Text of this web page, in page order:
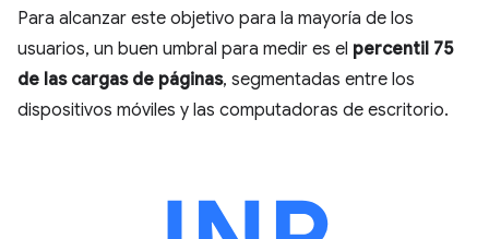
Para alcanzar este objetivo para la mayoría de los
usuarios, un buen umbral para medir es el percentil 75
de las cargas de páginas, segmentadas entre los
dispositivos móviles y las computadoras de escritorio.